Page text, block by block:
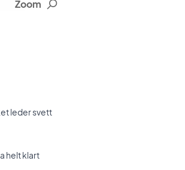
Zoom
leder svett
helt klart